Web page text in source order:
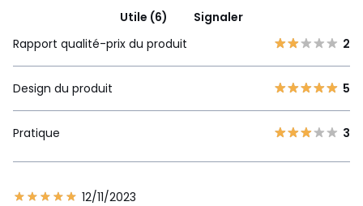
Utile (6)
Signaler
Rapport qualité-prix du produit
2
Design du produit 5
Pratique 3
12/11/2023